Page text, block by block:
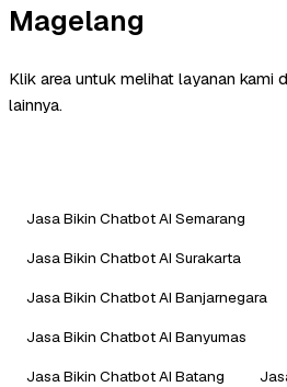
Magelang
Klik area untuk melihat layanan kami
lainnya.
Jasa Bikin Chatbot AI Semarang
Jasa Bikin Chatbot AI Surakarta
Jasa Bikin Chatbot AI Banjarnegara
Jasa Bikin Chatbot AI Banyumas
Jasa Bikin Chatbot AI Batang